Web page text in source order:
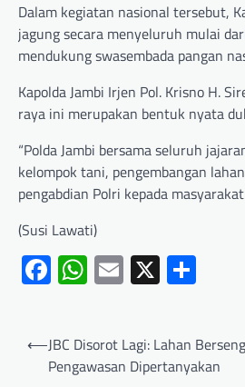
Dalam kegiatan nasional tersebut,
jagung secara menyeluruh mulai
mendukung swasembada pangan
Kapolda Jambi Irjen Pol. Krisno H.
raya ini merupakan bentuk nyata
“Polda Jambi bersama seluruh
kelompok tani, pengembangan
pengabdian Polri kepada
(Susi Lawati)
Facebook
WhatsApp
Email
X
⟵JBC Disorot Lagi: Lahan
Pengawasan Dipertanyakan